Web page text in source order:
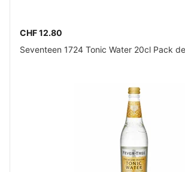
CHF 12.80
Seventeen 1724 Tonic Water 20cl Pack